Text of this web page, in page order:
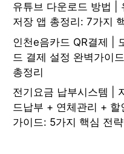
유튜브 다운로드 방법 |
저장 앱 총정리: 7가지
인천e음카드 QR결제 |
드 결제 설정 완벽가이
총정리
전기요금 납부시스템 |
드납부 + 연체관리 + 할
가이드: 5가지 핵심 전략